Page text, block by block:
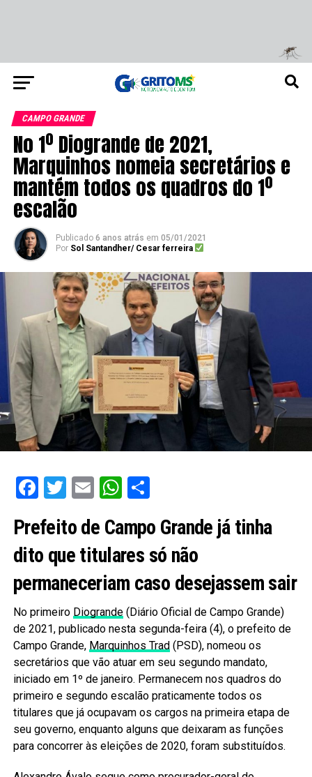
CAMPO GRANDE
No 1º Diogrande de 2021,
Marquinhos nomeia secretários e
mantém todos os quadros do 1º
escalão
Publicado 6 anos atrás em 05/01/2021
Por Sol Santandher/ Cesar ferreira
Facebook
Twitter
EmailWhatsApp
Share
Prefeito de Campo Grande já tinha
dito que titulares só não
permaneceriam caso desejassem sair
No primeiro Diogrande(Diário Oficial de Campo Grande)
de 2021, publicado nesta segunda-feira (4), o prefeito de
Campo Grande, Marquinhos Trad(PSD), nomeou os
secretários que vão atuar em seu segundo mandato,
iniciado em 1º de janeiro. Permanecem nos quadros do
primeiro e segundo escalão praticamente todos os
titulares que já ocupavam os cargos na primeira etapa de
seu governo, enquanto alguns que deixaram as funções
para concorrer às eleições de 2020, foram substituídos.